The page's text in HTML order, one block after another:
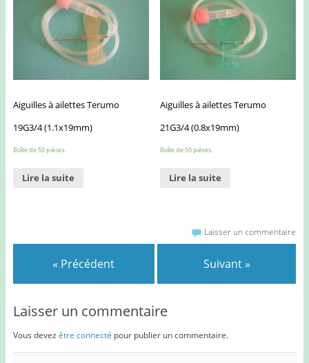
Aiguilles à ailettes Terumo
19G3/4 (1.1x19mm)
Boîte de 50 pièces.
Lire la suite
Aiguilles à ailettes Terumo
21G3/4 (0.8x19mm)
Boîte de 50 pièces.
Lire la suite
Laisser un commentaire
« Précédent Suivant »
Laisser un commentaire
Vous devez être connecté pour publier un commentaire.